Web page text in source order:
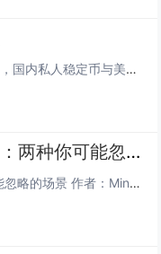
<!--StartFragment--> 美国立法强制规定，国内私人稳定币与美元国债挂钩，换汤不换药，背书美元货币霸权。 欧盟，新加坡在美国私人稳定币框架玩法内维护国家货币主权。 中国应对： 1.2026年初全面叫停人民币...
nonReentrant 挡不住的重入：两种你可能忽略的场景
nonReentrant 挡不住的重入：两种你可能忽略的场景 作者：Mingyang Fan (@SymmaTe) 发布时间：2026-03 在审计智能合约的过程中，我发现一个很普遍的误区：很多开发者看到合约加了 nonR...